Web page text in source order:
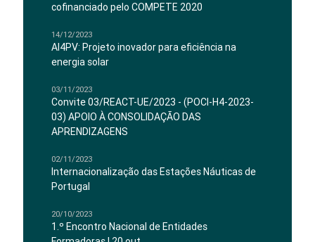
cofinanciado pelo COMPETE 2020
14/12/2023
AI4PV: Projeto inovador para eficiência na
energia solar
03/11/2023
Convite 03/REACT-UE/2023 - (POCI-H4-2023-
03) APOIO À CONSOLIDAÇÃO DAS
APRENDIZAGENS
02/11/2023
Internacionalização das Estações Náuticas de
Portugal
20/10/2023
1.º Encontro Nacional de Entidades